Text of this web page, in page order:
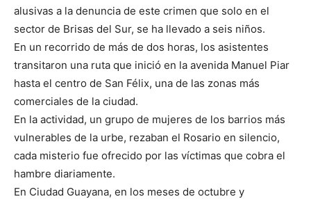
alusivas a la denuncia de este crimen que solo en el
sector de Brisas del Sur, se ha llevado a seis niños.
En un recorrido de más de dos horas, los asistentes
transitaron una ruta que inició en la avenida Manuel Piar
hasta el centro de San Félix, una de las zonas más
comerciales de la ciudad.
En la actividad, un grupo de mujeres de los barrios más
vulnerables de la urbe, rezaban el Rosario en silencio,
cada misterio fue ofrecido por las víctimas que cobra el
hambre diariamente.
En Ciudad Guayana, en los meses de octubre y